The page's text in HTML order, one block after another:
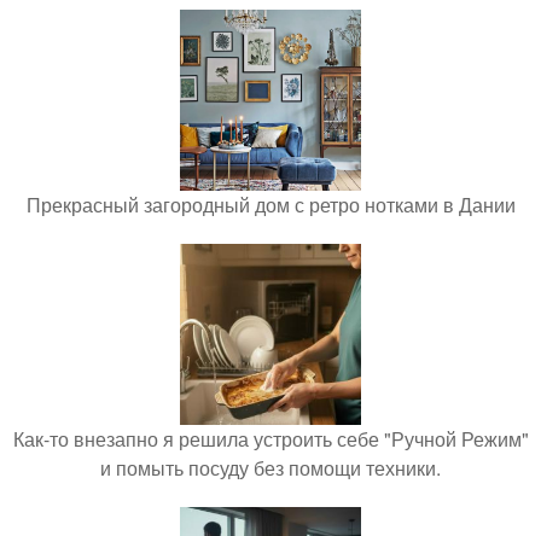
Прекрасный загородный дом с ретро нотками в Дании
Как-то внезапно я решила устроить себе "Ручной Режим"
и помыть посуду без помощи техники.